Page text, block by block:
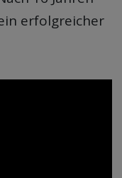
erfolgreicher